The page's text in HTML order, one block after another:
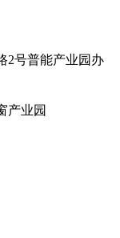
2号普能产业园办
产业园